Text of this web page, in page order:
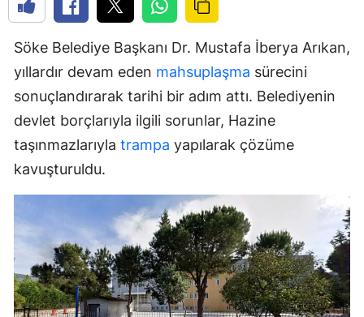
Söke Belediye Başkanı Dr. Mustafa İberya Arıkan,
yıllardır devam eden mahsuplaşma sürecini
sonuçlandırarak tarihi bir adım attı. Belediyenin
devlet borçlarıyla ilgili sorunlar, Hazine
taşınmazlarıyla trampa yapılarak çözüme
kavuşturuldu.